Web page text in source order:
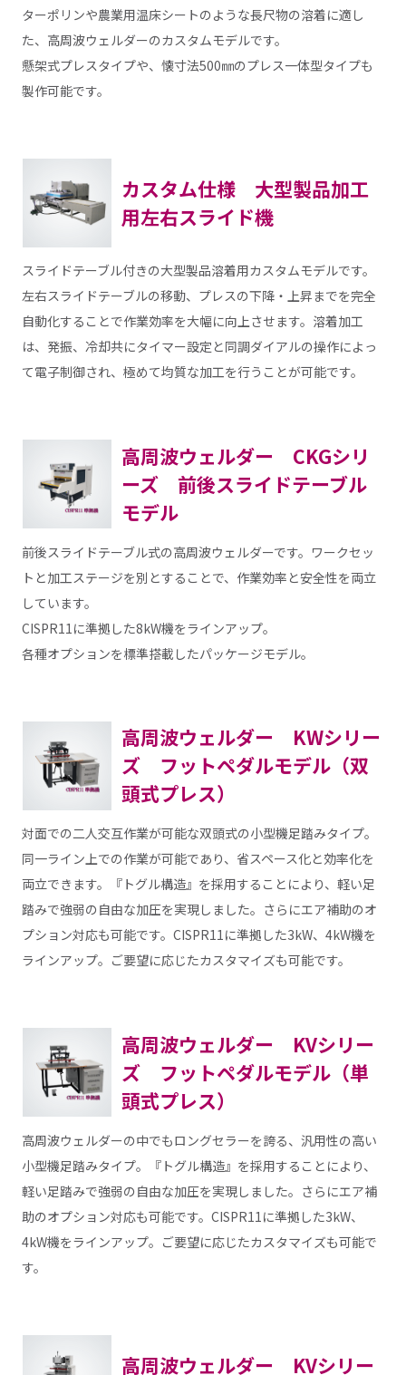
ターポリンや農業用温床シートのような長尺物の溶着に適し
た、高周波ウェルダーのカスタムモデルです。
懸架式プレスタイプや、懐寸法500㎜のプレス一体型タイプも
製作可能です。
カスタム仕様 大型製品加工
用左右スライド機
スライドテーブル付きの大型製品溶着用カスタムモデルです。
左右スライドテーブルの移動、プレスの下降・上昇までを完全
自動化することで作業効率を大幅に向上させます。溶着加工
は、発振、冷却共にタイマー設定と同調ダイアルの操作によっ
て電子制御され、極めて均質な加工を行うことが可能です。
高周波ウェルダー CKGシリ
ーズ 前後スライドテーブル
モデル
前後スライドテーブル式の高周波ウェルダーです。ワークセッ
トと加工ステージを別とすることで、作業効率と安全性を両立
しています。
CISPR11に準拠した8kW機をラインアップ。
各種オプションを標準搭載したパッケージモデル。
高周波ウェルダー KWシリー
ズ フットペダルモデル（双
頭式プレス）
対面での二人交互作業が可能な双頭式の小型機足踏みタイプ。
同一ライン上での作業が可能であり、省スペース化と効率化を
両立できます。『トグル構造』を採用することにより、軽い足
踏みで強弱の自由な加圧を実現しました。さらにエア補助のオ
プション対応も可能です。CISPR11に準拠した3kW、4kW機を
ラインアップ。ご要望に応じたカスタマイズも可能です。
高周波ウェルダー KVシリー
ズ フットペダルモデル（単
頭式プレス）
高周波ウェルダーの中でもロングセラーを誇る、汎用性の高い
小型機足踏みタイプ。『トグル構造』を採用することにより、
軽い足踏みで強弱の自由な加圧を実現しました。さらにエア補
助のオプション対応も可能です。CISPR11に準拠した3kW、
4kW機をラインアップ。ご要望に応じたカスタマイズも可能で
す。
高周波ウェルダー KVシリー